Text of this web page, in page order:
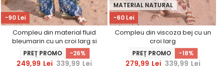
-90 Lei
Compleu din material fluid
bleumarin cu un croi larg si
imprimeu floral
PREȚ PROMO -26%
249,99 Lei 339,99 Lei
-60 Lei
MATERIAL NATURAL
Compleu din viscoza bej cu un
croi larg
PREȚ PROMO -18%
279,99 Lei 339,99 Lei